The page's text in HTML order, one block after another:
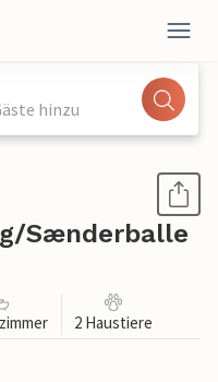
hinzu
Sænderballe
2 Haustiere